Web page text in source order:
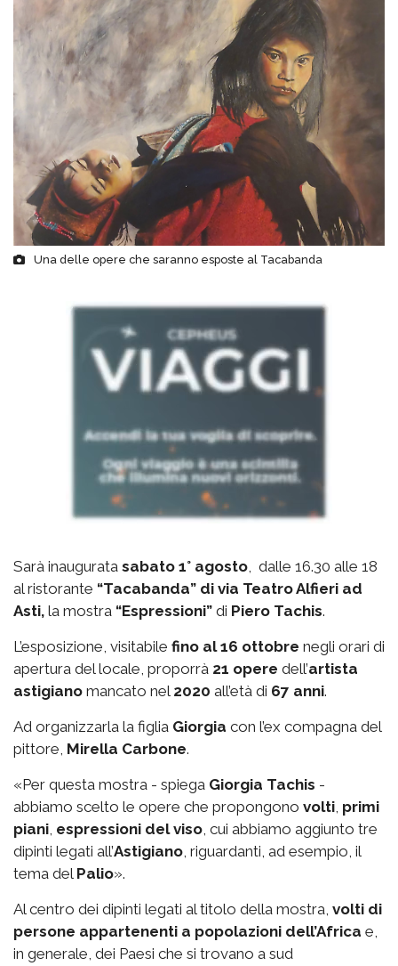
Una delle opere che saranno esposte al Tacabanda
Sarà inaugurata sabato 1° agosto, dalle 16.30 alle 18
al ristorante “Tacabanda” di via Teatro Alfieri ad
Asti, la mostra “Espressioni” di Piero Tachis.
L’esposizione, visitabile fino al 16 ottobre negli orari di
apertura del locale, proporrà 21 opere dell’artista
astigiano mancato nel 2020 all’età di 67 anni.
Ad organizzarla la figlia Giorgia con l’ex compagna del
pittore, Mirella Carbone.
«Per questa mostra - spiega Giorgia Tachis -
abbiamo scelto le opere che propongono volti, primi
piani, espressioni del viso, cui abbiamo aggiunto tre
dipinti legati all’Astigiano, riguardanti, ad esempio, il
tema del Palio».
Al centro dei dipinti legati al titolo della mostra, volti di
persone appartenenti a popolazioni dell’Africa e,
in generale, dei Paesi che si trovano a sud